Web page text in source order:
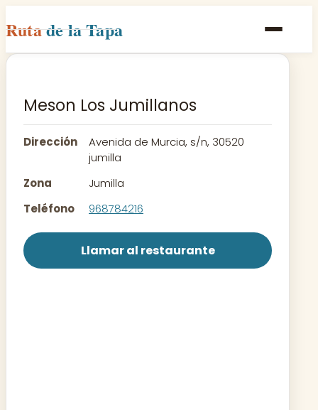
Rutade la Tapa
Inicio
Rutas
Contacto
Meson Los Jumillanos
Dirección
Avenida de Murcia, s/n, 30520
jumilla
Zona
Jumilla
Teléfono
968784216
Llamar al restaurante